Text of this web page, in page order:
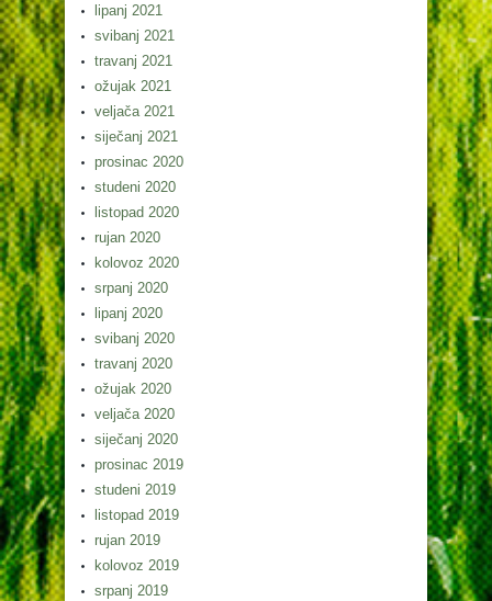
lipanj 2021
svibanj 2021
travanj 2021
ožujak 2021
veljača 2021
siječanj 2021
prosinac 2020
studeni 2020
listopad 2020
rujan 2020
kolovoz 2020
srpanj 2020
lipanj 2020
svibanj 2020
travanj 2020
ožujak 2020
veljača 2020
siječanj 2020
prosinac 2019
studeni 2019
listopad 2019
rujan 2019
kolovoz 2019
srpanj 2019